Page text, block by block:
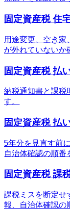
固定資産税 住
用途変更、空き家
が外れていないか
固定資産税 払
納税通知書と課税
す。
固定資産税 払
5年分を見直す前
自治体確認の順番
固定資産税 課
課税ミスを断定せ
報、自治体確認の